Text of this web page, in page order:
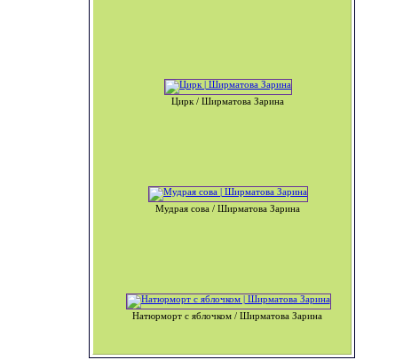
Цирк / Ширматова Зарина
Мудрая сова / Ширматова Зарина
Натюрморт с яблочком / Ширматова Зарина